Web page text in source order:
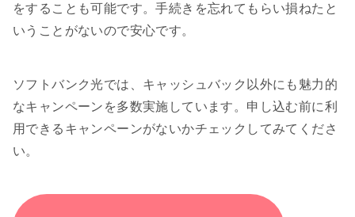
をすることも可能です。手続きを忘れてもらい損ねたと
いうことがないので安心です。
ソフトバンク光では、キャッシュバック以外にも魅力的
なキャンペーンを多数実施しています。申し込む前に利
用できるキャンペーンがないかチェックしてみてくださ
い。